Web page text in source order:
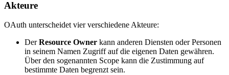
Akteure
OAuth unterscheidet vier verschiedene Akteure:
DerResource Owner kann anderen Diensten oder Personen
in seinem Namen Zugriff auf die eigenen Daten gewähren.
Über den sogenannten Scope kann die Zustimmung auf
bestimmte Daten begrenzt sein.